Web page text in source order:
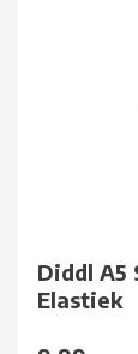
Diddl
Elastiek